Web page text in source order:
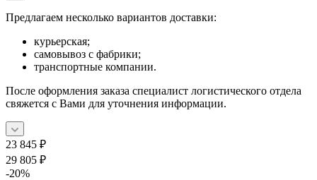
Предлагаем несколько вариантов доставки:
курьерская;
самовывоз с фабрики;
транспортные компании.
После оформления заказа специалист логистического отдела
свяжется с Вами для уточнения информации.
23 845 ₽
29 805 ₽
-20%